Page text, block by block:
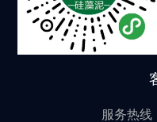
服务热线